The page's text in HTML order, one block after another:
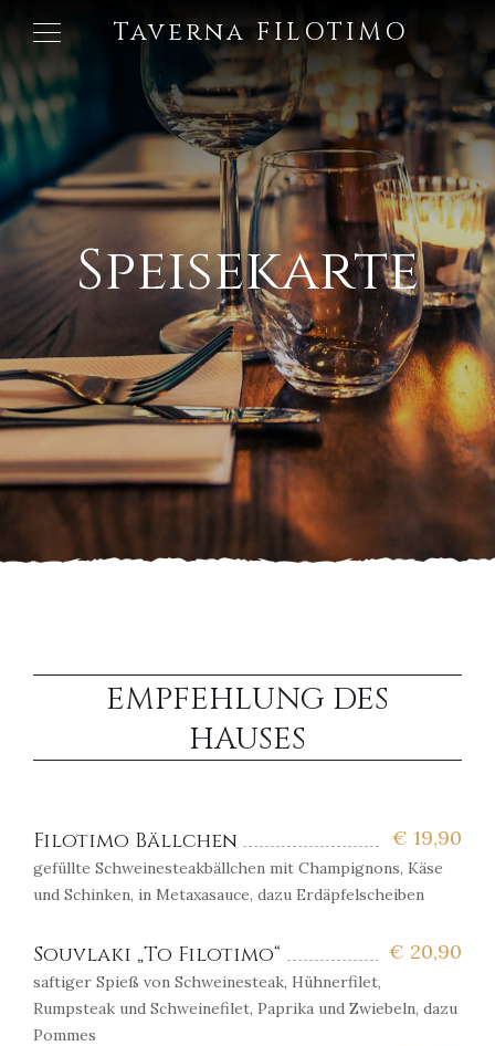
Taverna FILOTIMO
Speisekarte
EMPFEHLUNG DES
HAUSES
€ 19,90
Filotimo Bällchen
gefüllte Schweinesteakbällchen mit Champignons, Käse
und Schinken, in Metaxasauce, dazu Erdäpfelscheiben
€ 20,90
Souvlaki „To Filotimo“
saftiger Spieß von Schweinesteak, Hühnerfilet,
Rumpsteak und Schweinefilet, Paprika und Zwiebeln, dazu
Pommes